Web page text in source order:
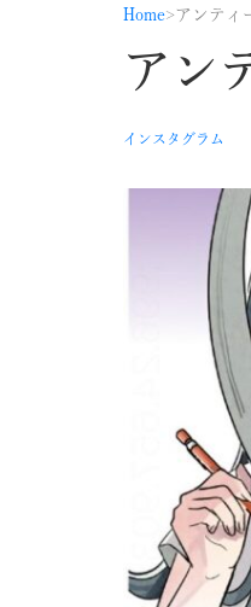
Home アンティ
アン
インスタグラム